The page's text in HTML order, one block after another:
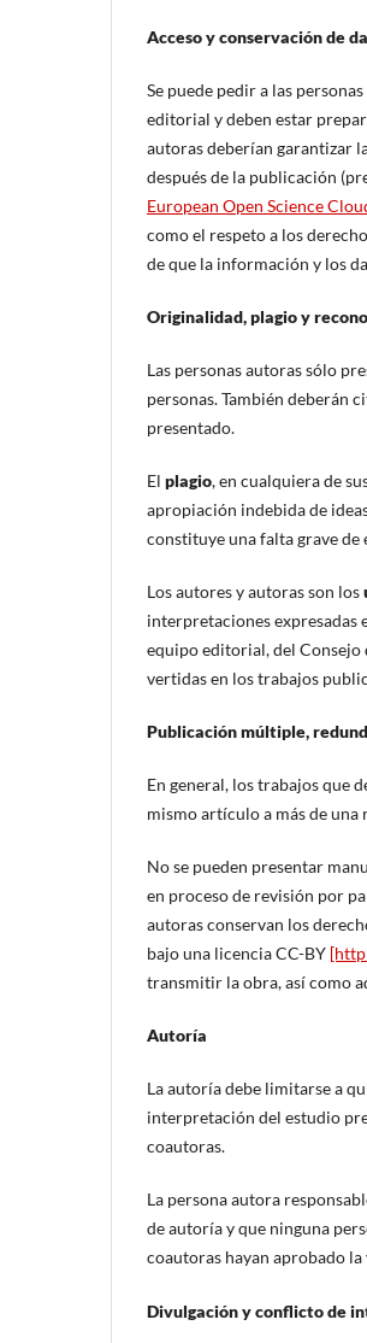
Acceso y conservación de
Se puede pedir a las
editorial y deben estar
autoras deberían garantizar
después de la publicación
European Open Science
como el respeto a los
de que la información y los
Originalidad, plagio y
Las personas autoras sólo
personas. También deberán
presentado.
El plagio, en cualquiera de
apropiación indebida de
constituye una falta grave
Los autores y autoras son los
interpretaciones expresadas
equipo editorial, del Consejo
vertidas en los trabajos
Publicación múltiple,
En general, los trabajos que
mismo artículo a más de
No se pueden presentar
en proceso de revisión por
autoras conservan los
bajo una licencia CC-BY
transmitir la obra, así como
Autoría
La autoría debe limitarse a
interpretación del estudio
coautoras.
La persona autora
de autoría y que ninguna
coautoras hayan aprobado
Divulgación y conflicto de